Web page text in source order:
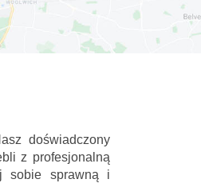
doświadczony
z profesjonalną
sobie sprawną i